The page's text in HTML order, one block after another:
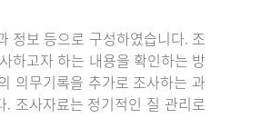
정보 등으로 구성하였습니다. 조
하고자 하는 내용을 확인하는 방
의무기록을 추가로 조사하는 과
조사자료는 정기적인 질 관리로